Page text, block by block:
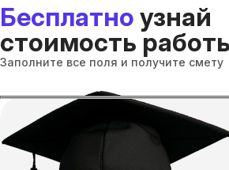
Бесплатно узнай
стоимость
Заполните все поля и получите смету